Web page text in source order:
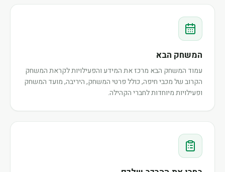
המשחק הבא
עמוד המשחק הבא מרכז את המידע והפעילויות לקראת המשחק
הקרוב של מכבי חיפה, כולל פרטי המשחק, היריבה, מועד המשחק
ופעילויות מיוחדות לחברי הקהילה.